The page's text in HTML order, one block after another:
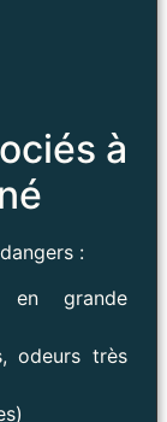
à
:
en grande
odeurs très